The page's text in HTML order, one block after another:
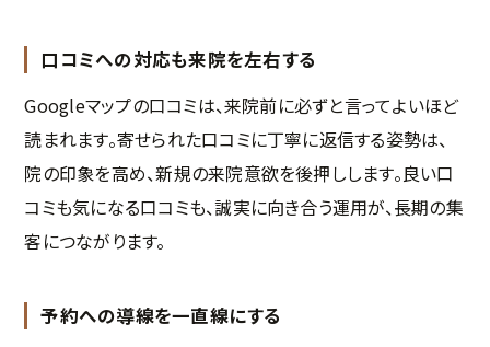
口コミへの対応も来院を左右する
Googleマップの口コミは、来院前に必ずと言ってよいほど
読まれます。寄せられた口コミに丁寧に返信する姿勢は、
院の印象を高め、新規の来院意欲を後押しします。良い口
コミも気になる口コミも、誠実に向き合う運用が、長期の集
客につながります。
予約への導線を一直線にする